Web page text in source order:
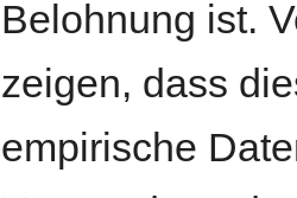
Belohnung ist.
zeigen, dass
empirische